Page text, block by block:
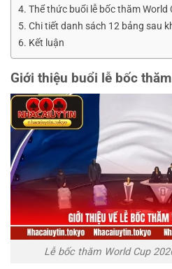
Thể thức buổi lễ bốc thăm World
Chi tiết danh sách 12 bảng sau
Kết luận
Giới thiệu buổi lễ bốc
Lễ bốc thăm World Cup